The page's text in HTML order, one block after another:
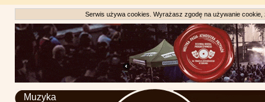
Serwis używa cookies. Wyrażasz zgodę na używanie
Muzyka